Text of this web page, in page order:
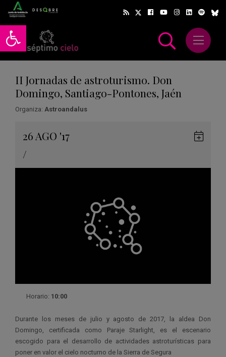
Abrir barra de herramientas
Abrir
II Jornadas de astroturismo. Don
Domingo, Santiago-Pontones, Jaén
Organiza: Astroandalus
26 AGO '17
/
Horario: 10:00
Durante los meses de julio y agosto de 2017, la aldea Don
Domingo, certificada como Paraje Starlight, es el escenario
escogido para el desarrollo de actividades astroturísticas para
poner en valor el cielo nocturno de la Sierra de Segura